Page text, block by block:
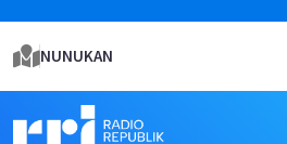
NUNUKAN